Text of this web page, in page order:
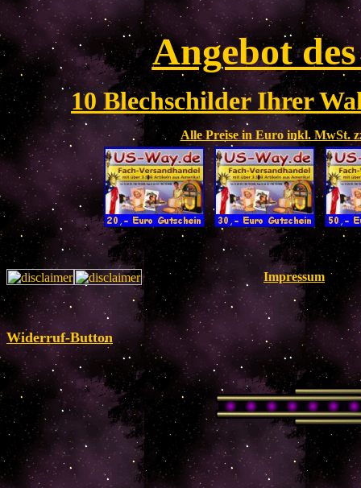
Angebot
10 Blechschilder Ihrer
Alle Preise in Euro inkl. MwSt.
Impressum
Widerruf-Button